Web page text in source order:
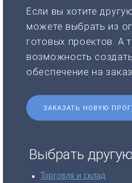
Если вы хотите
можете выбрать из
готовых проектов. А
возможность
обеспечение на
ЗАКАЗАТЬ НОВУЮ
Выбрать
Торговля и склад